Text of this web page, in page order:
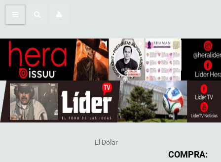
El Dólar
COMPRA: